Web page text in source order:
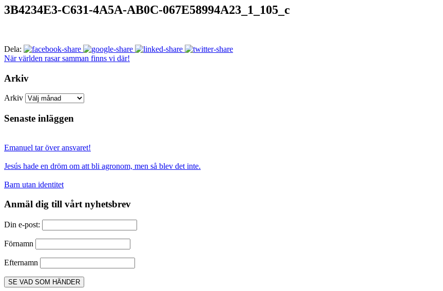
3B4234E3-C631-4A5A-AB0C-067E58994A23_1_105_c
Dela:
När världen rasar samman finns vi där!
Arkiv
Arkiv
Senaste inläggen
Emanuel tar över ansvaret!
Jesús hade en dröm om att bli agronom, men så blev det inte.
Barn utan identitet
Anmäl dig till vårt nyhetsbrev
Din e-post:
Förnamn
Efternamn